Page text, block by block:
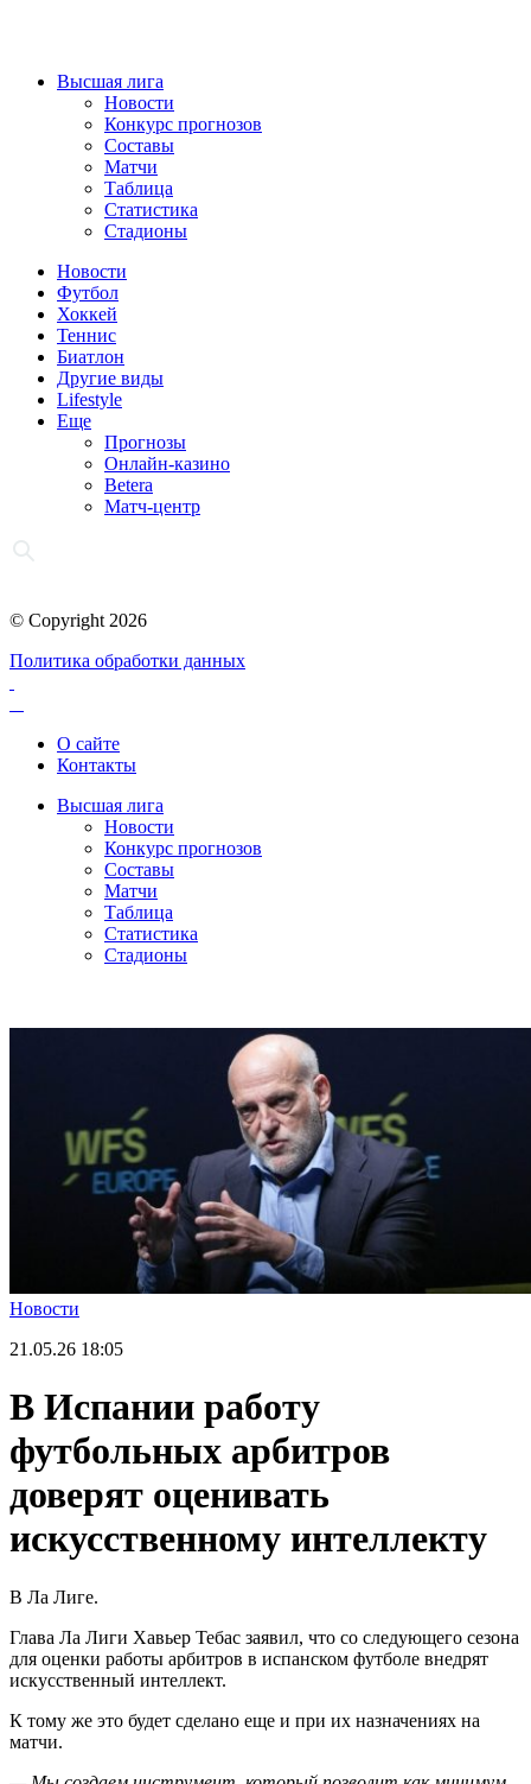
Высшая лига
Новости
Конкурс прогнозов
Составы
Матчи
Таблица
Статистика
Стадионы
Новости
Футбол
Хоккей
Теннис
Биатлон
Другие виды
Lifestyle
Еще
Прогнозы
Онлайн-казино
Betera
Матч-центр
© Copyright 2026
Политика обработки данных
О сайте
Контакты
Высшая лига
Новости
Конкурс прогнозов
Составы
Матчи
Таблица
Статистика
Стадионы
Новости
21.05.26 18:05
В Испании работу
футбольных арбитров
доверят оценивать
искусственному интеллекту
В Ла Лиге.
Глава Ла Лиги Хавьер Тебас заявил, что со следующего сезона
для оценки работы арбитров в испанском футболе внедрят
искусственный интеллект.
К тому же это будет сделано еще и при их назначениях на
матчи.